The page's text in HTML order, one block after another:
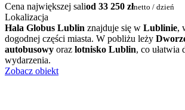
Cena największej saliod 33 250 złnetto / dzień
Lokalizacja
Hala Globus Lublin znajduje się w Lublinie,
dogodnej części miasta. W pobliżu leży
autobusowy oraz lotnisko Lublin, co ułatwia
wydarzenia.
Zobacz obiekt